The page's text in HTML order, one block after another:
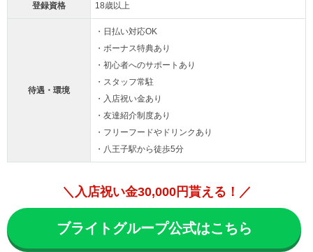
登録資格 18歳以上
待遇・環境
・日払い対応OK
・ボーナス特典あり
・初心者へのサポートあり
・スタッフ常駐
・入店祝い金あり
・友達紹介制度あり
・フリーフードやドリンクあり
・八王子駅から徒歩5分
＼入店祝い金30,000円貰える！／
ブライトグループ公式はこちら